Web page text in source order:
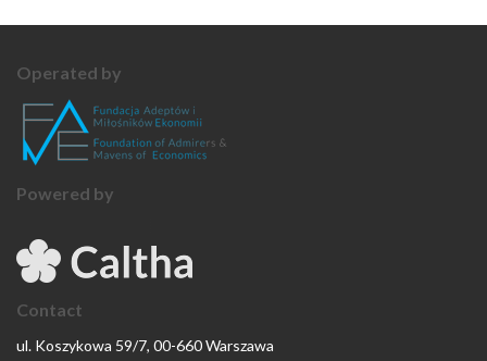
Operated by
Powered by
Contact
ul. Koszykowa 59/7, 00-660 Warszawa